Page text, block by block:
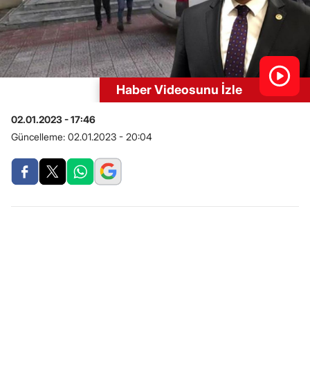
Haber Videosunu İzle
02.01.2023 - 17:46
Güncelleme: 02.01.2023 - 20:04